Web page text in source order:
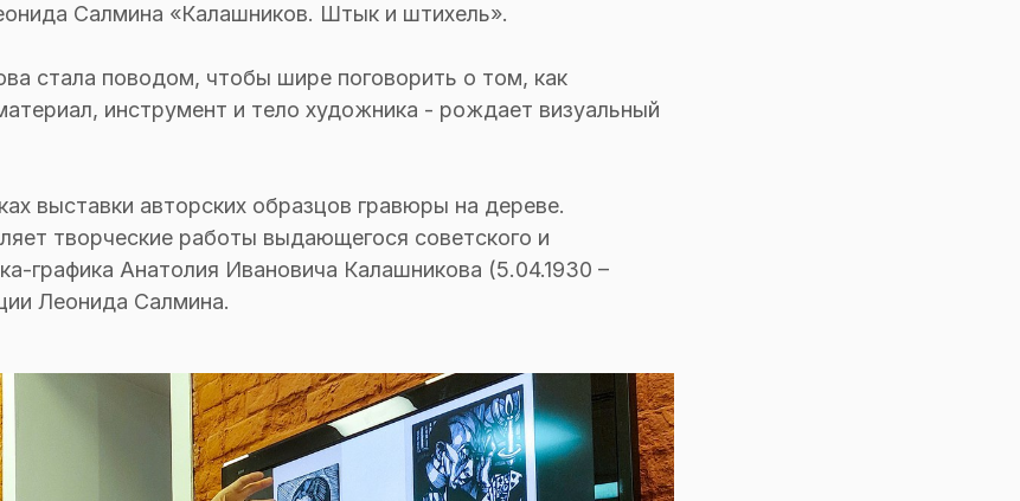
Салмина «Калашников. Штык и штихель».
стала поводом, чтобы шире поговорить о том, как
инструмент и тело художника - рождает визуальный
выставки авторских образцов гравюры на дереве.
творческие работы выдающегося советского и
графика Анатолия Ивановича Калашникова (5.04.1930 –
Леонида Салмина.